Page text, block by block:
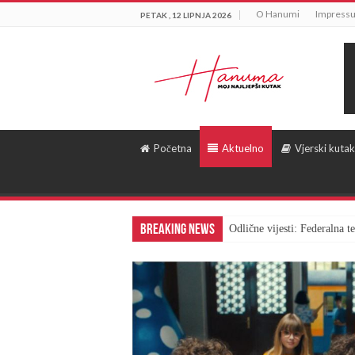
PETAK , 12 LIPNJA 2026 O Hanumi
Početna Aktuelno Vjerski kutak
Breaking News Odlične vijesti: Federalna
Gest za pohvalu: Bingo